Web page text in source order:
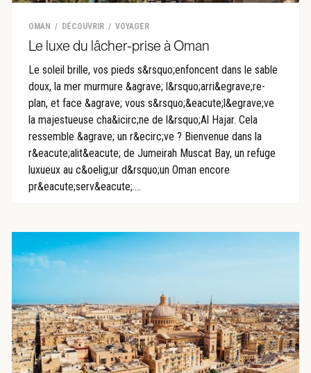
OMAN DÉCOUVRIR VOYAGER
Le luxe du lâcher-prise à Oman
Le soleil brille, vos pieds s&rsquo;enfoncent dans le sable
doux, la mer murmure &agrave; l&rsquo;arri&egrave;re-
plan, et face &agrave; vous s&rsquo;&eacute;l&egrave;ve
la majestueuse cha&icirc;ne de l&rsquo;Al Hajar. Cela
ressemble &agrave; un r&ecirc;ve ? Bienvenue dans la
r&eacute;alit&eacute; de Jumeirah Muscat Bay, un refuge
luxueux au c&oelig;ur d&rsquo;un Oman encore
pr&eacute;serv&eacute;....